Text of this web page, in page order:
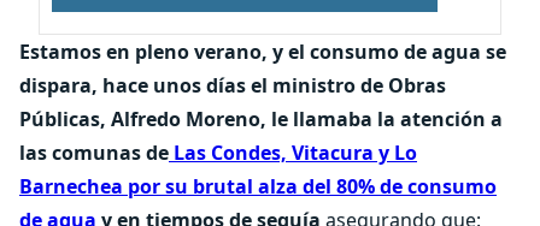
Estamos en pleno verano, y el consumo de agua se
dispara, hace unos días el ministro de Obras
Públicas, Alfredo Moreno, le llamaba la atención a
las comunas de Las Condes, Vitacura y Lo
Barnechea por su brutal alza del 80% de consumo
de agua y en tiempos de sequía asegurando que: